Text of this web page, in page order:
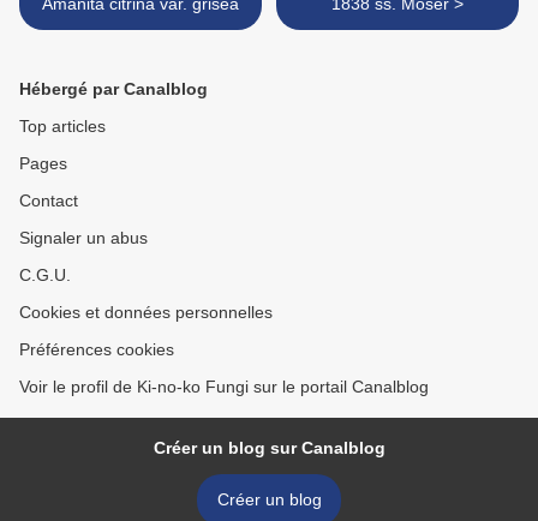
Hébergé par Canalblog
Top articles
Pages
Contact
Signaler un abus
C.G.U.
Cookies et données personnelles
Préférences cookies
Voir le profil de Ki-no-ko Fungi sur le portail Canalblog
Créer un blog sur Canalblog
Créer un blog